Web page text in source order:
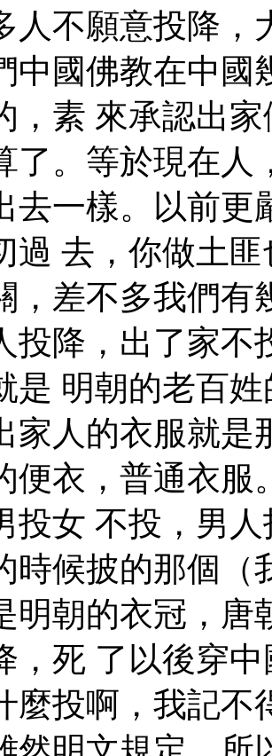
人不願意投降，
中國佛教在中國
，素 來承認出
了。等於現在人
去一樣。以前更
過 去，你做土
，差不多我們有
投降，出了家不
是 明朝的老百
家人的衣服就是
便衣，普通衣服
投女 不投，男
時候披的那個（
明朝的衣冠，唐
，死 了以後穿
麼投啊，我記不